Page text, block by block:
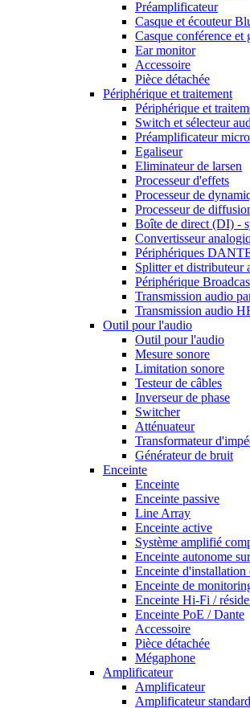
Préamplificateur
Casque et écouteur
Casque conférence et
Ear monitor
Accessoire
Pièce détachée
Périphérique et traitement
Périphérique et
Switch et sélecteur
Préamplificateur
Egaliseur
Eliminateur de larsen
Processeur d'effets
Processeur de
Processeur de
Boîte de direct (DI) -
Convertisseur
Périphériques
Splitter et distributeur
Périphérique
Transmission audio
Transmission audio
Outil pour l'audio
Outil pour l'audio
Mesure sonore
Limitation sonore
Testeur de câbles
Inverseur de phase
Switcher
Atténuateur
Transformateur
Générateur de bruit
Enceinte
Enceinte
Enceinte passive
Line Array
Enceinte active
Système amplifié
Enceinte autonome
Enceinte
Enceinte de
Enceinte Hi-Fi /
Enceinte PoE / Dante
Accessoire
Pièce détachée
Mégaphone
Amplificateur
Amplificateur
Amplificateur standard